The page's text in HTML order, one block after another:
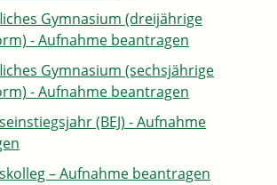
Gymnasium (dreijährige
- Aufnahme beantragen
Gymnasium (sechsjährige
- Aufnahme beantragen
(BEJ) - Aufnahme
– Aufnahme beantragen